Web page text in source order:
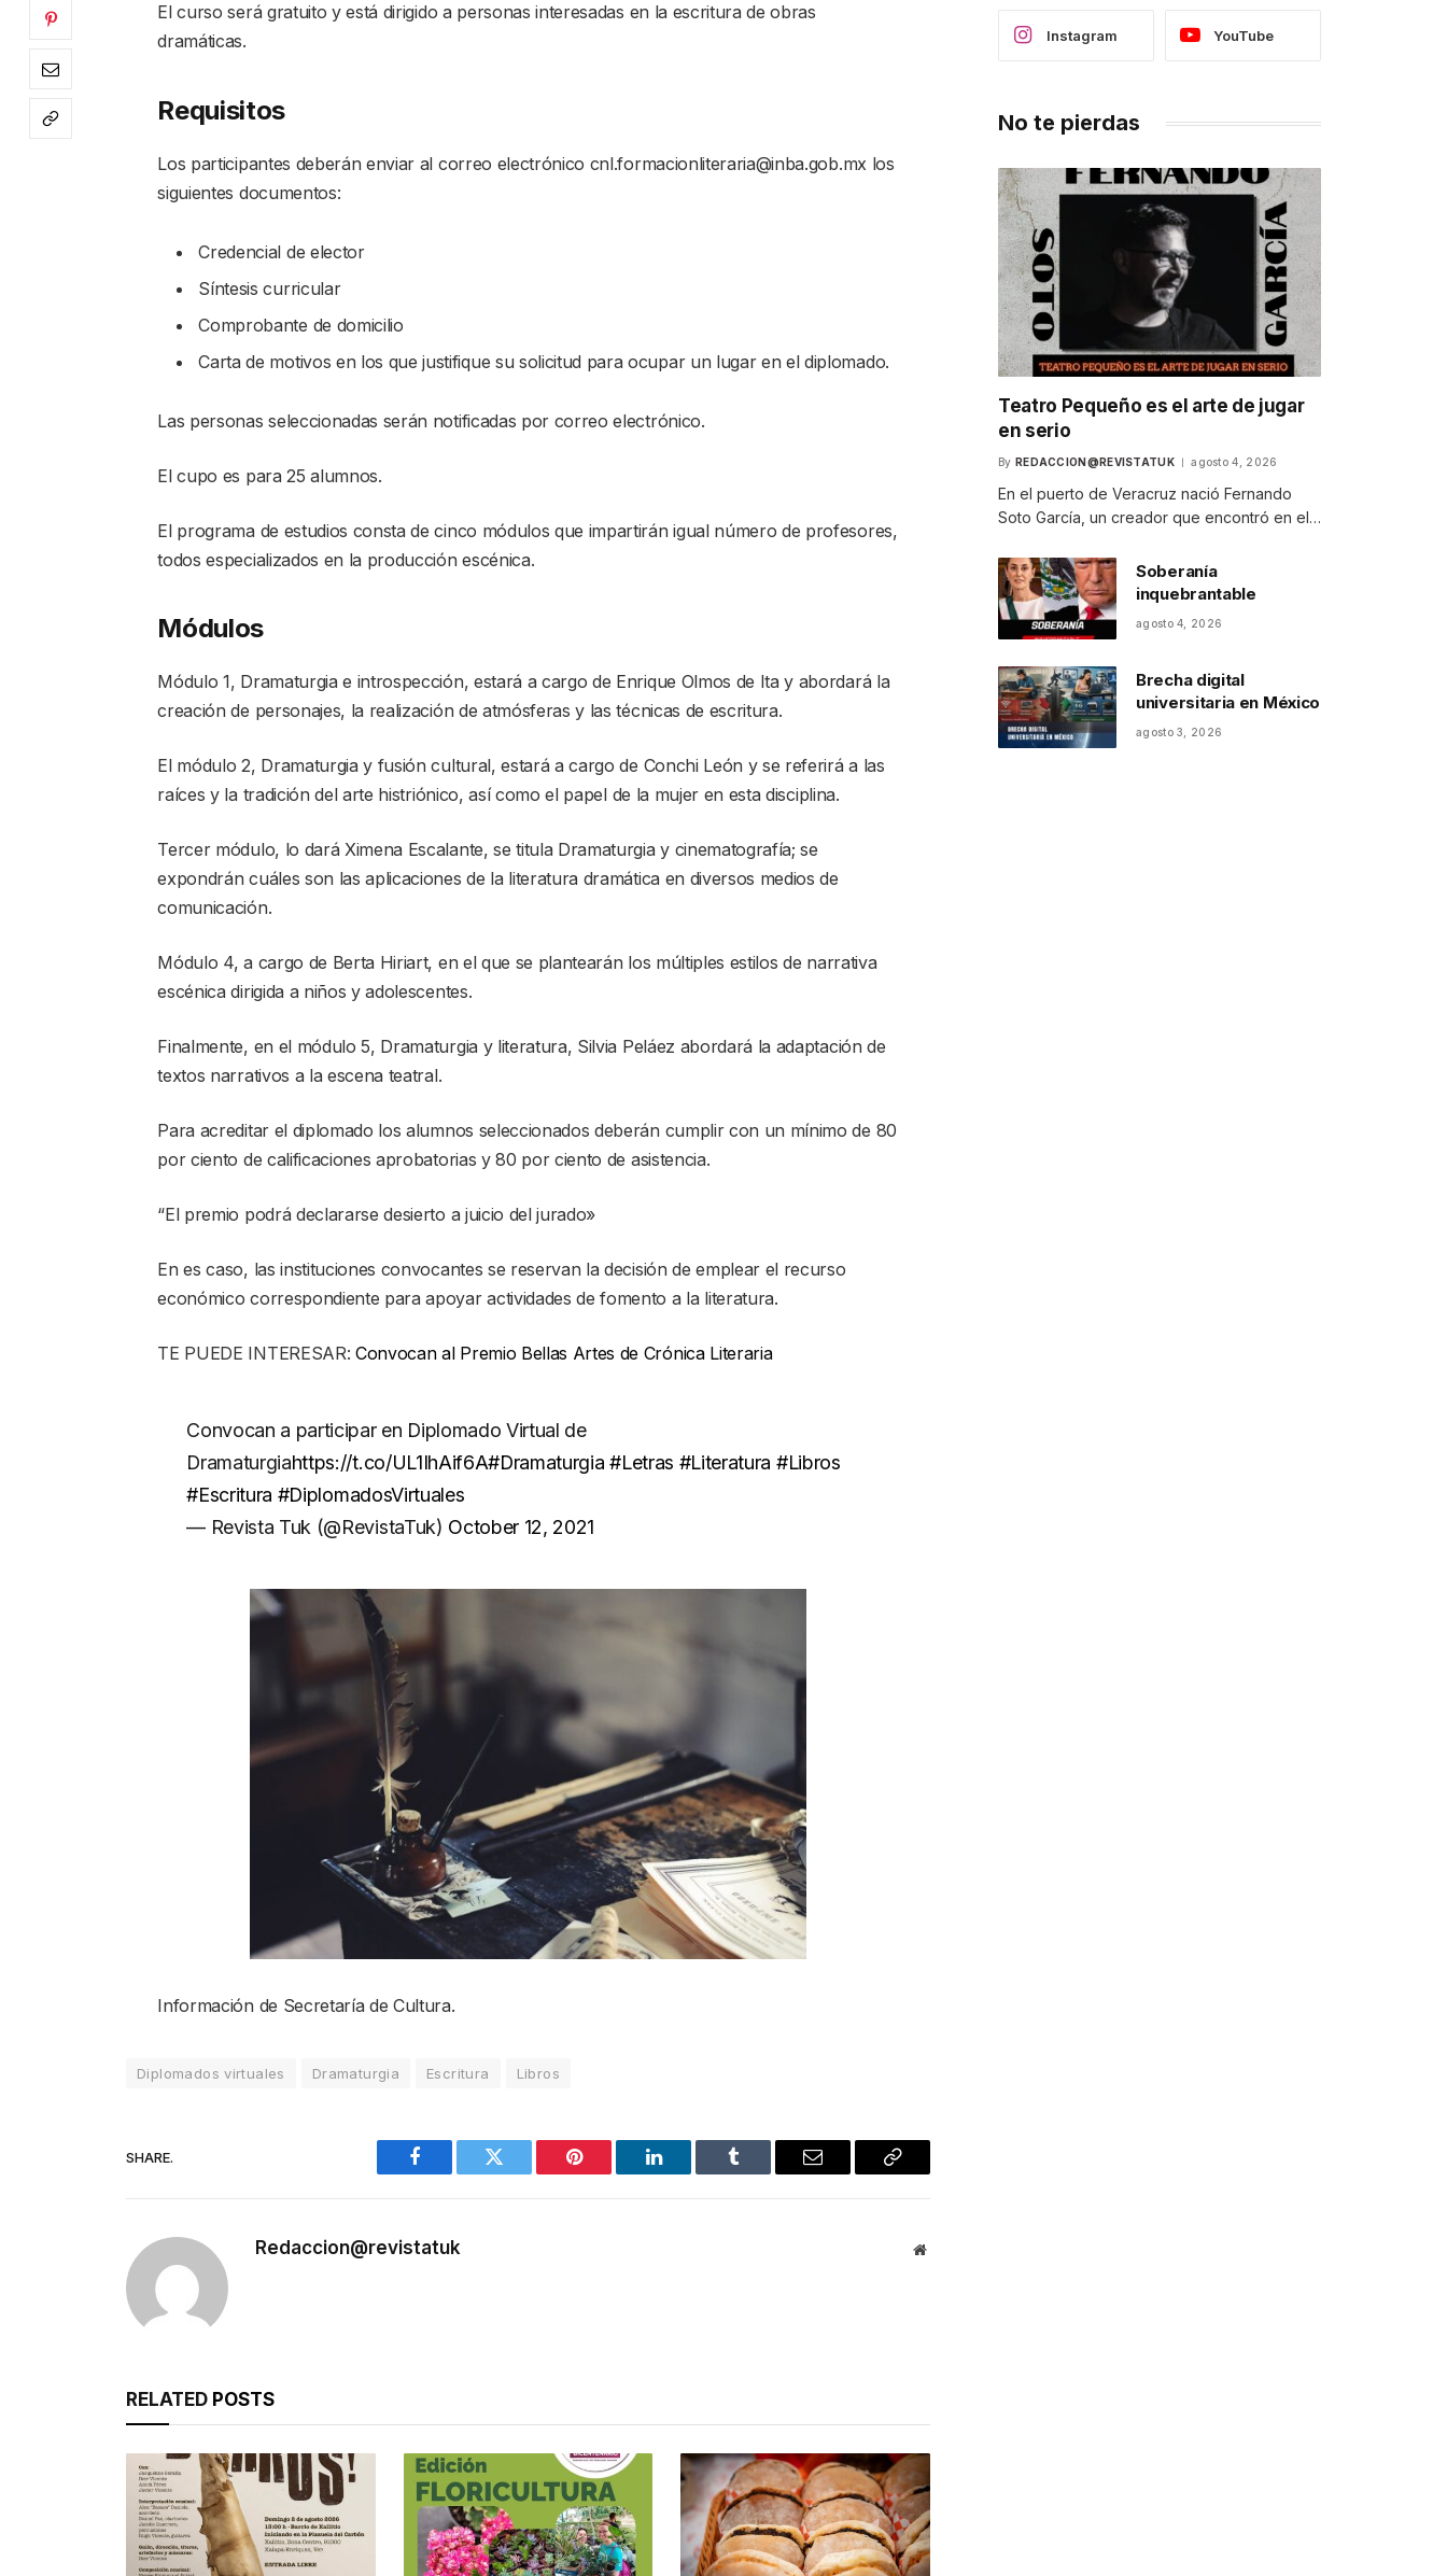
El curso será gratuito y está dirigido a personas interesadas en la escritura de obras
dramáticas.
Requisitos
Los participantes deberán enviar al correo electrónico cnl.formacionliteraria@inba.gob.mx los
siguientes documentos:
Credencial de elector
Síntesis curricular
Comprobante de domicilio
Carta de motivos en los que justifique su solicitud para ocupar un lugar en el diplomado.
Las personas seleccionadas serán notificadas por correo electrónico.
El cupo es para 25 alumnos.
El programa de estudios consta de cinco módulos que impartirán igual número de profesores,
todos especializados en la producción escénica.
Módulos
Módulo 1, Dramaturgia e introspección, estará a cargo de Enrique Olmos de Ita y abordará la
creación de personajes, la realización de atmósferas y las técnicas de escritura.
El módulo 2, Dramaturgia y fusión cultural, estará a cargo de Conchi León y se referirá a las
raíces y la tradición del arte histriónico, así como el papel de la mujer en esta disciplina.
Tercer módulo, lo dará Ximena Escalante, se titula Dramaturgia y cinematografía; se
expondrán cuáles son las aplicaciones de la literatura dramática en diversos medios de
comunicación.
Módulo 4, a cargo de Berta Hiriart, en el que se plantearán los múltiples estilos de narrativa
escénica dirigida a niños y adolescentes.
Finalmente, en el módulo 5, Dramaturgia y literatura, Silvia Peláez abordará la adaptación de
textos narrativos a la escena teatral.
Para acreditar el diplomado los alumnos seleccionados deberán cumplir con un mínimo de 80
por ciento de calificaciones aprobatorias y 80 por ciento de asistencia.
“El premio podrá declararse desierto a juicio del jurado»
En es caso, las instituciones convocantes se reservan la decisión de emplear el recurso
económico correspondiente para apoyar actividades de fomento a la literatura.
TE PUEDE INTERESAR: Convocan al Premio Bellas Artes de Crónica Literaria
Convocan a participar en Diplomado Virtual de
Dramaturgiahttps://t.co/UL1IhAif6A#Dramaturgia #Letras #Literatura #Libros
#Escritura #DiplomadosVirtuales
— Revista Tuk (@RevistaTuk) October 12, 2021
Información de Secretaría de Cultura.
Diplomados virtuales Dramaturgia Escritura Libros
SHARE.
Facebook Twitter Pinterest LinkedIn Tumblr Email
Copy
Redaccion@revistatuk Website
RELATED POSTS
Instagram YouTube
No te pierdas
Teatro Pequeño es el arte de jugar
en serio
By REDACCION@REVISTATUK agosto 4, 2026
En el puerto de Veracruz nació Fernando
Soto García, un creador que encontró en el…
Soberanía
inquebrantable
agosto 4, 2026
Brecha digital
universitaria en México
agosto 3, 2026